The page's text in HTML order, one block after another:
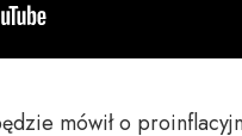
mówił o